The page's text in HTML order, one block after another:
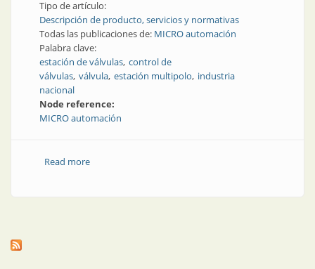
Tipo de artículo:
Descripción de producto, servicios y normativas
Todas las publicaciones de: MICRO automación
Palabra clave:
estación de válvulas control de
válvulas válvula estación multipolo industria
nacional
Node reference:
MICRO automación
Read moreabout Nueva estación de válvulas